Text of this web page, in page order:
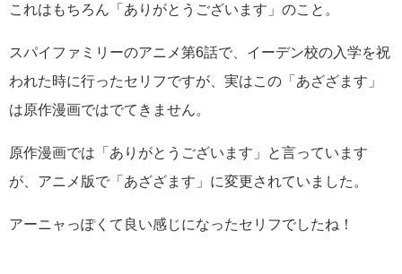
これはもちろん「ありがとうございます」のこと。
スパイファミリーのアニメ第6話で、イーデン校の入学を祝
われた時に行ったセリフですが、実はこの「あざざます」
は原作漫画ではでてきません。
原作漫画では「ありがとうございます」と言っています
が、アニメ版で「あざざます」に変更されていました。
アーニャっぽくて良い感じになったセリフでしたね！